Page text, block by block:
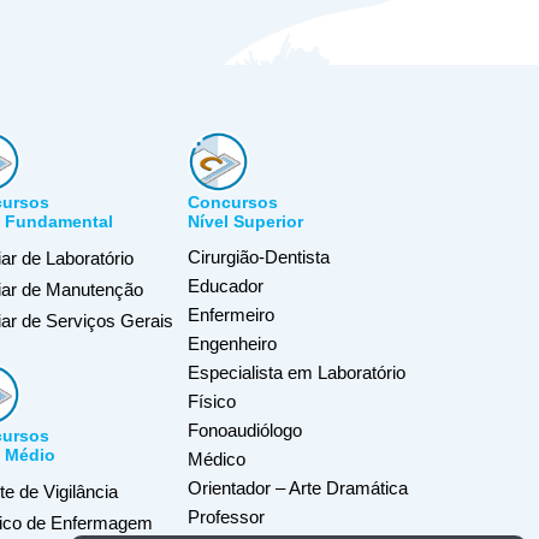
Fundamental
de Laboratório
de Manutenção
de Serviços Gerais
Médio
de Vigilância
de Enfermagem
Concursos
Nível Superior
Cirurgião-Dentista
Educador
Enfermeiro
Engenheiro
Especialista em Laboratório
Físico
Fonoaudiólogo
Médico
Orientador – Arte Dramática
Professor